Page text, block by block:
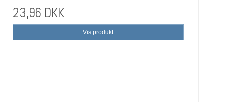
23,96 DKK
Vis produkt